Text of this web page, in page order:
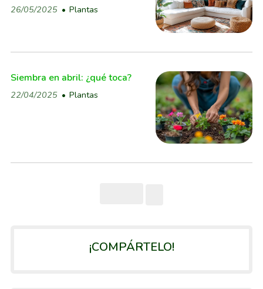
26/05/2025 Plantas
Siembra en abril: ¿qué toca?
22/04/2025 Plantas
¡COMPÁRTELO!